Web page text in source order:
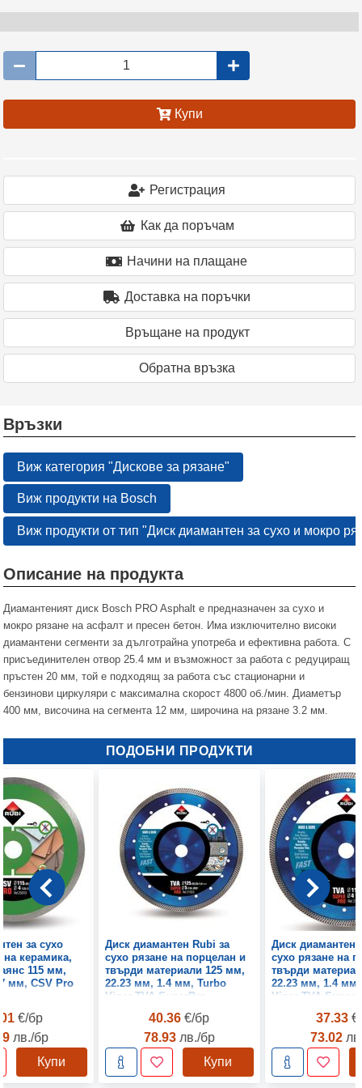
Купи
Регистрация
Как да поръчам
Начини на плащане
Доставка на поръчки
Връщане на продукт
Oбратна връзка
Връзки
Виж категория "Дискове за рязане"
Виж продукти на Bosch
Виж продукти от тип "Диск диамантен за сухо и мокро
Описание на продукта
Диамантеният диск Bosch PRO Asphalt e предназначен за сухо и
мокро рязане на асфалт и пресен бетон. Има изключително високи
диамантени сегменти за дълготрайна употреба и ефективна работа. С
присъединителен отвор 25.4 мм и възможност за работа с редуциращ
пръстен 20 мм, той е подходящ за работа със стационарни и
бензинови циркуляри с максимална скорост 4800 об./мин. Диаметър
400 мм, височина на сегмента 12 мм, широчина на рязане 3.2 мм.
ПОДОБНИ ПРОДУКТИ
за сухо
на керамика,
115 мм,
мм, CSV Pro
€/бр
лв./бр
Купи
Диск диамантен Rubi за
сухо рязане на порцелан и
твърди материали 125 мм,
22.23 мм, 1.4 мм, Turbo
Viper TVA SuperPro
40.36€/бр
78.93 лв./бр
Купи
Диск диамантен
сухо рязане на
твърди
22.23 мм, 1.4 мм,
Viper TVA
37.33
73.02